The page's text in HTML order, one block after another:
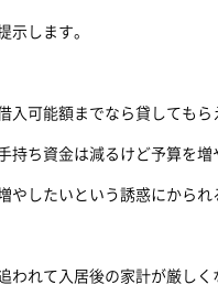
示します。
入可能額までなら貸してもら
ち資金は減るけど予算を増
やしたいという誘惑にかられ
われて入居後の家計が厳しく